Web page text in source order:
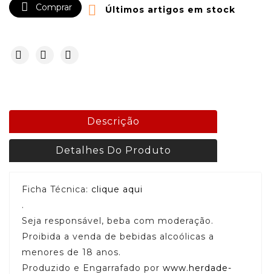
 Comprar  Últimos artigos em stock
Descrição
Detalhes Do Produto
Ficha Técnica: clique aqui
.
Seja responsável, beba com moderação.
Proibida a venda de bebidas alcoólicas a
menores de 18 anos.
Produzido e Engarrafado por www.herdade-